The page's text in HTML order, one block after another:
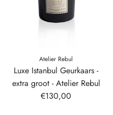
Atelier Rebul
Luxe Istanbul Geurkaars -
extra groot - Atelier Rebul
€130,00